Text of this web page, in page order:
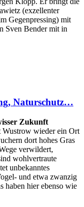
(exzellenter
Gegenpressing) mit
Sven Bender mit in
Naturschutz…
Zukunft
Wustrow wieder ein Ort
dort hohes Gras
verwildert,
wohlvertraute
unbekanntes
und etwa zwanzig
haben hier ebenso wie